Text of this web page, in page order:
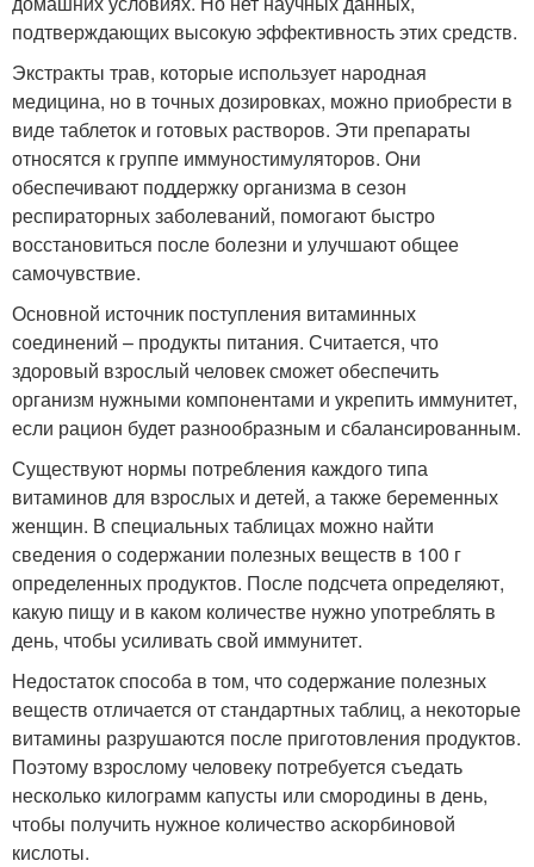
подтверждающих высокую эффективность этих средств.
Экстракты трав, которые использует народная
медицина, но в точных дозировках, можно приобрести в
виде таблеток и готовых растворов. Эти препараты
относятся к группе иммуностимуляторов. Они
обеспечивают поддержку организма в сезон
респираторных заболеваний, помогают быстро
восстановиться после болезни и улучшают общее
самочувствие.
Основной источник поступления витаминных
соединений – продукты питания. Считается, что
здоровый взрослый человек сможет обеспечить
организм нужными компонентами и укрепить иммунитет,
если рацион будет разнообразным и сбалансированным.
Существуют нормы потребления каждого типа
витаминов для взрослых и детей, а также беременных
женщин. В специальных таблицах можно найти
сведения о содержании полезных веществ в 100 г
определенных продуктов. После подсчета определяют,
какую пищу и в каком количестве нужно употреблять в
день, чтобы усиливать свой иммунитет.
Недостаток способа в том, что содержание полезных
веществ отличается от стандартных таблиц, а некоторые
витамины разрушаются после приготовления продуктов.
Поэтому взрослому человеку потребуется съедать
несколько килограмм капусты или смородины в день,
чтобы получить нужное количество аскорбиновой
кислоты.